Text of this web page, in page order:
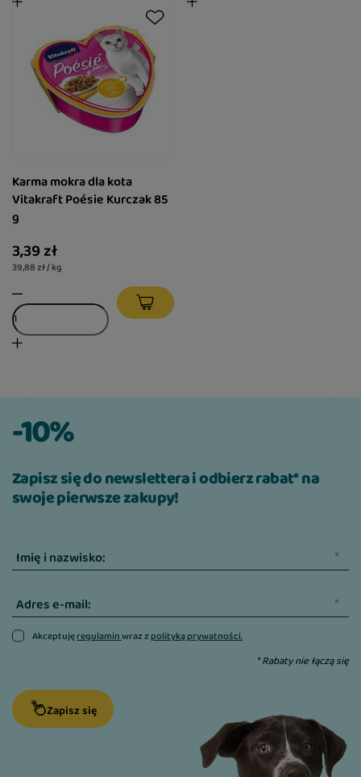
Karma mokra dla kota
Vitakraft Poésie Kurczak 85
g
3,39 zł
39,88 zł / kg
-10%
Zapisz się do newslettera i odbierz rabat* na
swoje pierwsze zakupy!
Imię i nazwisko:
Adres e-mail:
Akceptujęregulaminwraz zpolityką prywatności.
* Rabaty nie łączą się
Zapisz się